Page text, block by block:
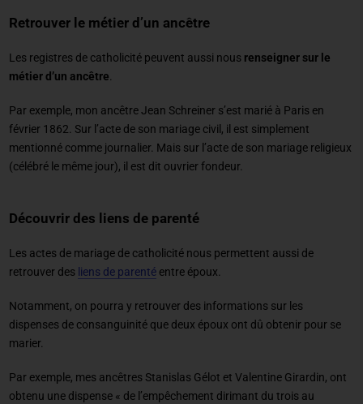
Retrouver le métier d’un ancêtre
Les registres de catholicité peuvent aussi nous renseigner sur le
métier d’un ancêtre
Par exemple, mon ancêtre Jean Schreiner s’est marié à Paris en
février 1862. Sur l’acte de son mariage civil, il est simplement
mentionné comme journalier. Mais sur l’acte de son mariage religieux
(célébré le même jour), il est dit ouvrier fondeur.
Découvrir des liens de parenté
Les actes de mariage de catholicité nous permettent aussi de
retrouver des liens de parentéentre époux.
Notamment, on pourra y retrouver des informations sur les
dispenses de consanguinité que deux époux ont dû obtenir pour se
marier.
Par exemple, mes ancêtres Stanislas Gélot et Valentine Girardin, ont
obtenu une dispense « de l’empêchement dirimant du trois au